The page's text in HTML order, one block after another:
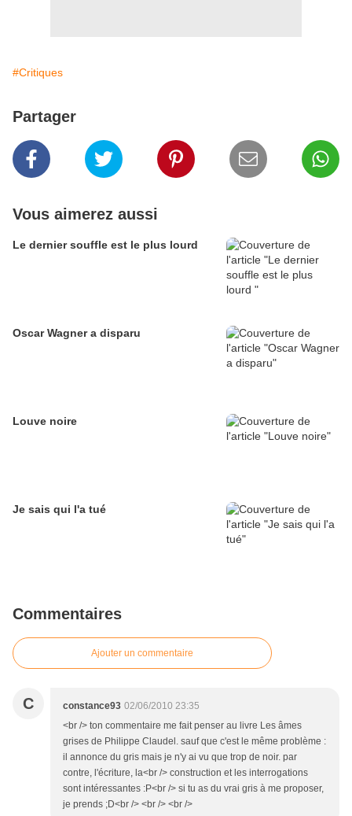
#Critiques
Partager
Vous aimerez aussi
Le dernier souffle est le plus lourd
Oscar Wagner a disparu
Louve noire
Je sais qui l'a tué
Commentaires
Ajouter un commentaire
C constance93 02/06/2010 23:35
<br /> ton commentaire me fait penser au livre Les âmes
grises de Philippe Claudel. sauf que c'est le même problème :
il annonce du gris mais je n'y ai vu que trop de noir. par
contre, l'écriture, la<br /> construction et les interrogations
sont intéressantes :P<br /> si tu as du vrai gris à me proposer,
je prends ;D<br /> <br /> <br />